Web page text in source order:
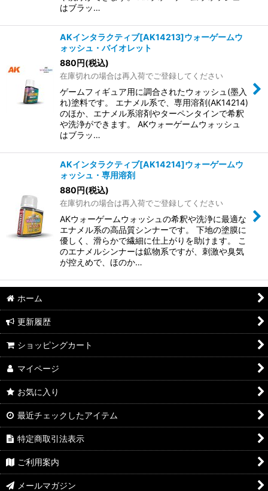
はブラッ…
AKインタラクティブ[AK14213]ウォーゲームウ
ォッシュ・バイオレット
880円(税込)
在庫切れの場合は再入荷でご登録してください
ゲームフィギュア用に調合されたウォッシュ(墨入
れ)塗料です。 エナメル系で、専用溶剤(AK14214)
のほか、エナメル系溶剤やターペンタインで希釈
や洗浄ができます。 AKウォーゲームウォッシュ
はブラッ…
AKインタラクティブ[AK14214]ウォーゲームウ
ォッシュ・専用溶剤
880円(税込)
在庫切れの場合は再入荷でご登録してください
AKウォーゲームウォッシュの希釈や洗浄に最適な
エナメル系の高品質シンナーです。 下地の塗膜に
優しく、滑らかで繊細に仕上がりを助けます。 こ
のエナメルシンナーは鉱物系ですが、刺激や臭気
が控えめで、ほのか…
ホーム
更新履歴
ショッピングカート
マイページ
お気に入り
最近チェックしたアイテム
特定商取引法表示
ご利用案内
メールマガジン